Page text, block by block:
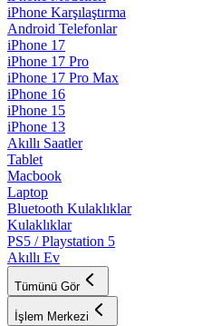
iPhone Karşılaştırma
Android Telefonlar
iPhone 17
iPhone 17 Pro
iPhone 17 Pro Max
iPhone 16
iPhone 15
iPhone 13
Akıllı Saatler
Tablet
Macbook
Laptop
Bluetooth Kulaklıklar
Kulaklıklar
PS5 / Playstation 5
Akıllı Ev
Tümünü Gör
İşlem Merkezi